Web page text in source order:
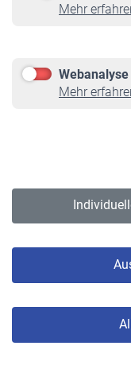
Mehr
Mehr
Informationen
Online-Rechner
VBLnewsletter
Erklärung zur
© VBL 2026